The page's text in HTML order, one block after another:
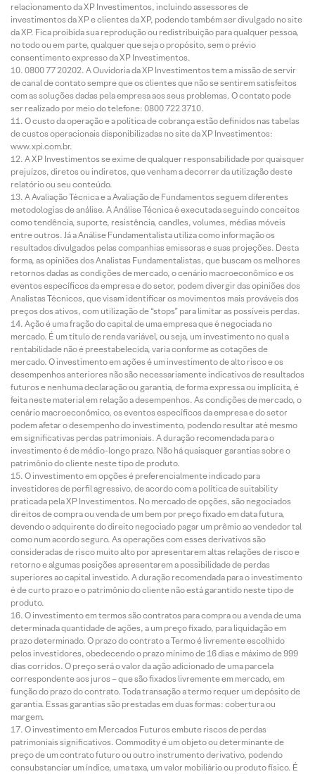
relacionamento da XP Investimentos, incluindo assessores de
investimentos da XP e clientes da XP, podendo também ser divulgado no site
da XP. Fica proibida sua reprodução ou redistribuição para qualquer pessoa,
no todo ou em parte, qualquer que seja o propósito, sem o prévio
consentimento expresso da XP Investimentos.
0800 77 20202. A Ouvidoria da XP Investimentos tem a missão de servir
de canal de contato sempre que os clientes que não se sentirem satisfeitos
com as soluções dadas pela empresa aos seus problemas. O contato pode
ser realizado por meio do telefone: 0800 722 3710.
O custo da operação e a política de cobrança estão definidos nas tabelas
de custos operacionais disponibilizadas no site da XP Investimentos:
www.xpi.com.br.
A XP Investimentos se exime de qualquer responsabilidade por quaisquer
prejuízos, diretos ou indiretos, que venham a decorrer da utilização deste
relatório ou seu conteúdo.
A Avaliação Técnica e a Avaliação de Fundamentos seguem diferentes
metodologias de análise. A Análise Técnica é executada seguindo conceitos
como tendência, suporte, resistência, candles, volumes, médias móveis
entre outros. Já a Análise Fundamentalista utiliza como informação os
resultados divulgados pelas companhias emissoras e suas projeções. Desta
forma, as opiniões dos Analistas Fundamentalistas, que buscam os melhores
retornos dadas as condições de mercado, o cenário macroeconômico e os
eventos específicos da empresa e do setor, podem divergir das opiniões dos
Analistas Técnicos, que visam identificar os movimentos mais prováveis dos
preços dos ativos, com utilização de “stops” para limitar as possíveis perdas.
Ação é uma fração do capital de uma empresa que é negociada no
mercado. É um título de renda variável, ou seja, um investimento no qual a
rentabilidade não é preestabelecida, varia conforme as cotações de
mercado. O investimento em ações é um investimento de alto risco e os
desempenhos anteriores não são necessariamente indicativos de resultados
futuros e nenhuma declaração ou garantia, de forma expressa ou implícita, é
feita neste material em relação a desempenhos. As condições de mercado, o
cenário macroeconômico, os eventos específicos da empresa e do setor
podem afetar o desempenho do investimento, podendo resultar até mesmo
em significativas perdas patrimoniais. A duração recomendada para o
investimento é de médio-longo prazo. Não há quaisquer garantias sobre o
patrimônio do cliente neste tipo de produto.
O investimento em opções é preferencialmente indicado para
investidores de perfil agressivo, de acordo com a política de suitability
praticada pela XP Investimentos. No mercado de opções, são negociados
direitos de compra ou venda de um bem por preço fixado em data futura,
devendo o adquirente do direito negociado pagar um prêmio ao vendedor tal
como num acordo seguro. As operações com esses derivativos são
consideradas de risco muito alto por apresentarem altas relações de risco e
retorno e algumas posições apresentarem a possibilidade de perdas
superiores ao capital investido. A duração recomendada para o investimento
é de curto prazo e o patrimônio do cliente não está garantido neste tipo de
produto.
O investimento em termos são contratos para compra ou a venda de uma
determinada quantidade de ações, a um preço fixado, para liquidação em
prazo determinado. O prazo do contrato a Termo é livremente escolhido
pelos investidores, obedecendo o prazo mínimo de 16 dias e máximo de 999
dias corridos. O preço será o valor da ação adicionado de uma parcela
correspondente aos juros – que são fixados livremente em mercado, em
função do prazo do contrato. Toda transação a termo requer um depósito de
garantia. Essas garantias são prestadas em duas formas: cobertura ou
margem.
O investimento em Mercados Futuros embute riscos de perdas
patrimoniais significativos. Commodity é um objeto ou determinante de
preço de um contrato futuro ou outro instrumento derivativo, podendo
consubstanciar um índice, uma taxa, um valor mobiliário ou produto físico. É